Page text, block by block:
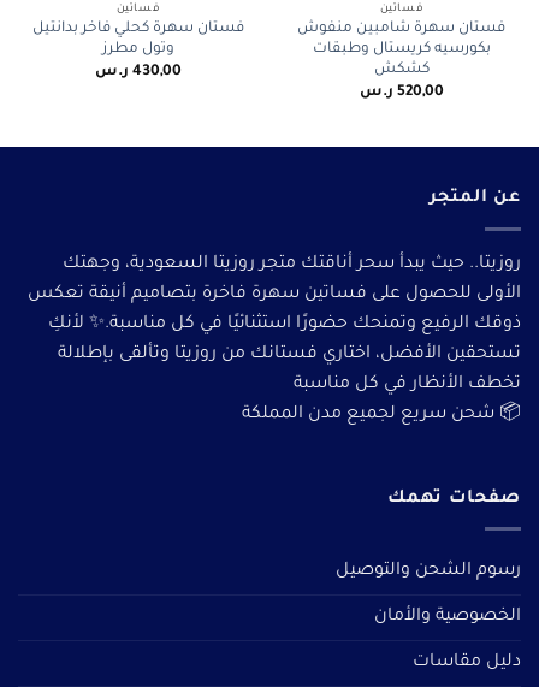
فساتين
فستان سهرة شامبين منفوش
بكورسيه كريستال وطبقات
كشكش
520,00 ر.س
فساتين
فستان سهرة كحلي فاخر بدانتيل
وتول مطرز
430,00 ر.س
عن المتجر
روزيتا.. حيث يبدأ سحر أناقتك متجر روزيتا السعودية، وجهتك
الأولى للحصول على فساتين سهرة فاخرة بتصاميم أنيقة تعكس
ذوقك الرفيع وتمنحك حضورًا استثنائيًا في كل مناسبة.✨ لأنكِ
تستحقين الأفضل، اختاري فستانك من روزيتا وتألقى بإطلالة
تخطف الأنظار في كل مناسبة
📦 شحن سريع لجميع مدن المملكة
صفحات تهمك
رسوم الشحن والتوصيل
الخصوصية والأمان
دليل مقاسات